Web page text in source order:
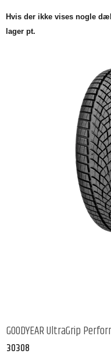
Hvis der ikke vises nogle
lager pt.
GOODYEAR UltraGrip
30308